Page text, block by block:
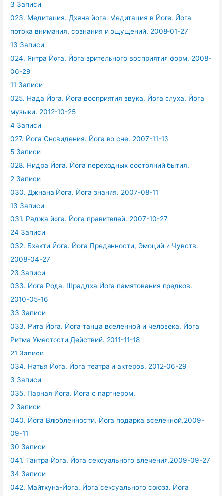
3 Записи
023. Медитация. Дхяна йога. Медитация в Йоге. Йога
потока внимания, сознания и ощущений. 2008-01-27
13 Записи
024. Янтра Йога. Йога зрительного восприятия форм. 2008-
06-29
11 Записи
025. Нада Йога. Йога восприятия звука. Йога слуха. Йога
музыки. 2012-10-25
4 Записи
027. Йога Сновидения. Йога во сне. 2007-11-13
5 Записи
028. Нидра Йога. Йога переходных состояний бытия.
2 Записи
030. Джнана Йога. Йога знания. 2007-08-11
13 Записи
031. Раджа йога. Йога правителей. 2007-10-27
24 Записи
032. Бхакти Йога. Йога Преданности, Эмоций и Чувств.
2008-04-27
23 Записи
033. Йога Рода. Шраддха Йога памятования предков.
2010-05-16
33 Записи
033. Рита Йога. Йога танца вселенной и человека. Йога
Ритма Уместости Действий. 2011-11-18
21 Записи
034. Натья Йога. Йога театра и актеров. 2012-06-29
3 Записи
035. Парная Йога. Йога с партнером.
2 Записи
040. Йога Влюбленности. Йога подарка вселенной.2009-
09-11
30 Записи
041. Тантра Йога. Йога сексуального влечения.2009-09-27
34 Записи
042. Майтхуна-Йога. Йога сексуального союза. Йога